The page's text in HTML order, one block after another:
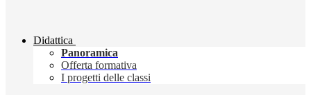
Didattica
Panoramica
Offerta formativa
I progetti delle classi